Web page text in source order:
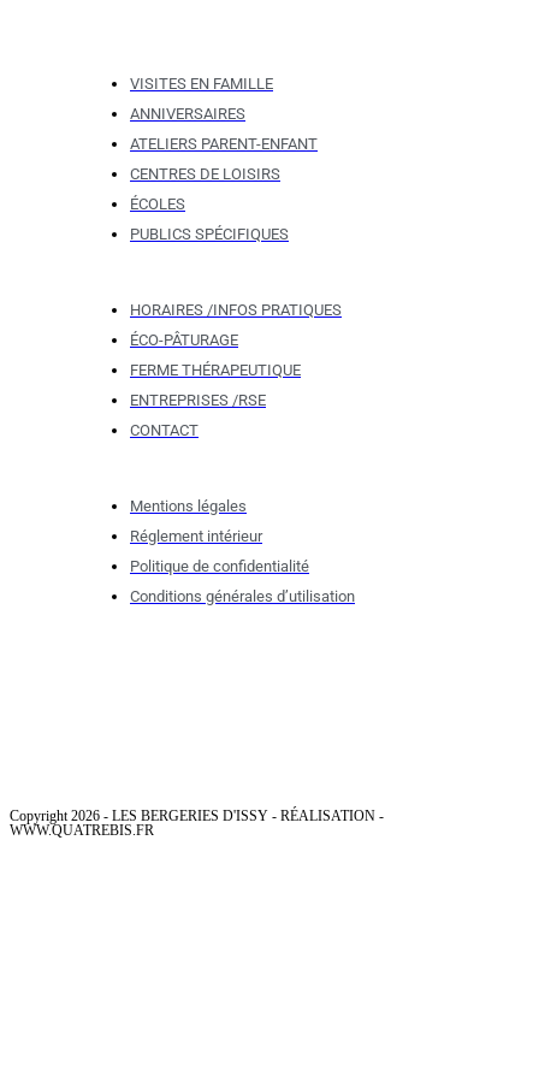
VISITES EN FAMILLE
ANNIVERSAIRES
ATELIERS PARENT-ENFANT
CENTRES DE LOISIRS
ÉCOLES
PUBLICS SPÉCIFIQUES
HORAIRES /INFOS PRATIQUES
ÉCO-PÂTURAGE
FERME THÉRAPEUTIQUE
ENTREPRISES /RSE
CONTACT
Mentions légales
Réglement intérieur
Politique de confidentialité
Conditions générales d’utilisation
Copyright 2026 - LES BERGERIES D'ISSY - RÉALISATION -
WWW.QUATREBIS.FR